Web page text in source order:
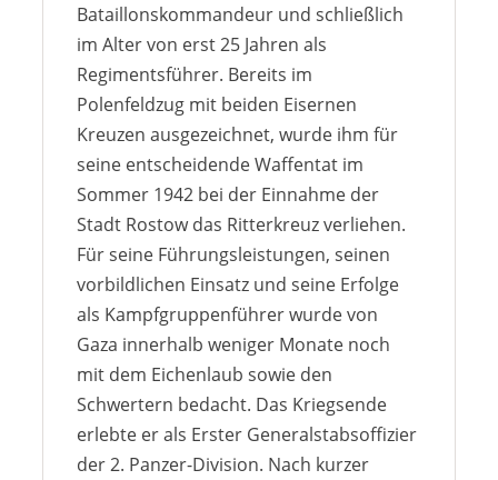
Bataillonskommandeur und schließlich
im Alter von erst 25 Jahren als
Regimentsführer. Bereits im
Polenfeldzug mit beiden Eisernen
Kreuzen ausgezeichnet, wurde ihm für
seine entscheidende Waffentat im
Sommer 1942 bei der Einnahme der
Stadt Rostow das Ritterkreuz verliehen.
Für seine Führungsleistungen, seinen
vorbildlichen Einsatz und seine Erfolge
als Kampfgruppenführer wurde von
Gaza innerhalb weniger Monate noch
mit dem Eichenlaub sowie den
Schwertern bedacht. Das Kriegsende
erlebte er als Erster Generalstabsoffizier
der 2. Panzer-Division. Nach kurzer